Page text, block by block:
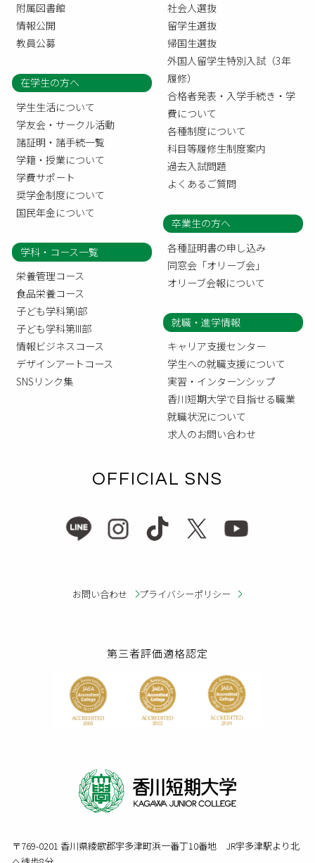
附属図書館
情報公開
教員公募
社会人選抜
留学生選抜
帰国生選抜
外国人留学生特別入試（3年
履修）
合格者発表・入学手続き・学
費について
各種制度について
科目等履修生制度案内
過去入試問題
よくあるご質問
在学生の方へ
学生生活について
学友会・サークル活動
諸証明・諸手続一覧
学籍・授業について
学費サポート
奨学金制度について
国民年金について
卒業生の方へ
各種証明書の申し込み
同窓会「オリーブ会」
オリーブ会報について
学科・コース一覧
栄養管理コース
食品栄養コース
子ども学科第I部
子ども学科第III部
情報ビジネスコース
デザインアートコース
SNSリンク集
就職・進学情報
キャリア支援センター
学生への就職支援について
実習・インターンシップ
香川短期大学で目指せる職業
就職状況について
求人のお問い合わせ
OFFICIAL SNS
お問い合わせ プライバシーポリシー
第三者評価適格認定
〒769-0201 香川県綾歌郡宇多津町浜一番丁10番地 JR宇多津駅より北